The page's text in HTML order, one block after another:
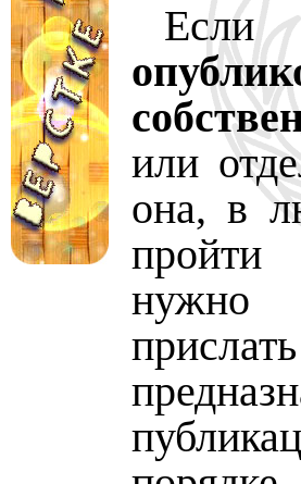
или
она, в
пройти
нужно